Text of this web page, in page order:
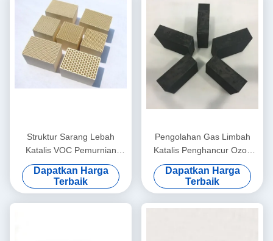
Struktur Sarang Lebah
Katalis VOC Pemurnian
Udara Porositas Tinggi
Dapatkan Harga
Terbaik
Pengolahan Gas Limbah
Katalis Penghancur Ozon
150x150x50mm Hingga
300mm
Dapatkan Harga
Terbaik